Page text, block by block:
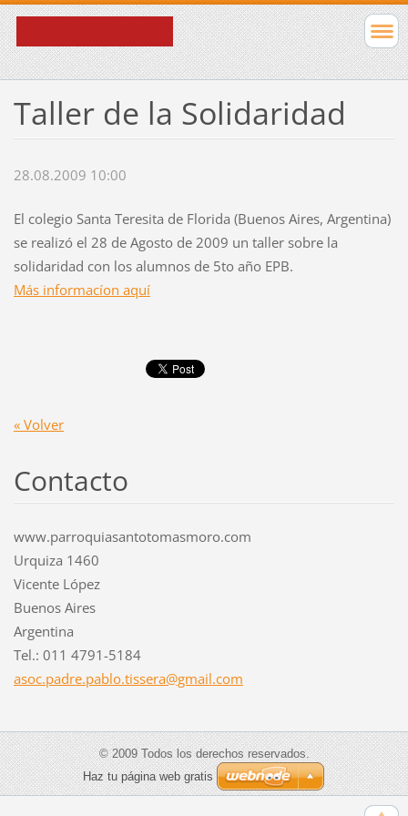
Taller de la Solidaridad
28.08.2009 10:00
El colegio Santa Teresita de Florida (Buenos Aires, Argentina)
se realizó el 28 de Agosto de 2009 un taller sobre la
solidaridad con los alumnos de 5to año EPB.
Más informacíon aquí
« Volver
Contacto
www.parroquiasantotomasmoro.com
Urquiza 1460
Vicente López
Buenos Aires
Argentina
Tel.: 011 4791-5184
asoc.padre.pablo.tissera@gmail.com
© 2009 Todos los derechos reservados.
Haz tu página web gratis